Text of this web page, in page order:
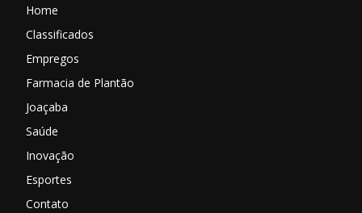
Home
Classificados
Empregos
Farmacia de Plantão
Joaçaba
Saúde
Inovação
Esportes
Contato